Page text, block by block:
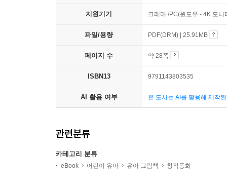
지원기기 크레마 /PC(윈도우 - 4K 모
파일/용량 PDF(DRM) | 25.91MB
페이지 수 약 28쪽
ISBN13 9791143803535
AI 활용 여부 본 도서는 AI를 활용해 제작
관련분류
카테고리 분류
eBook 어린이 유아 유아 그림책 창작동화